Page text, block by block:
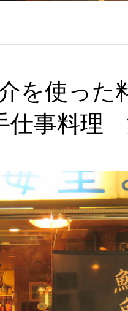
を使った
仕事料理